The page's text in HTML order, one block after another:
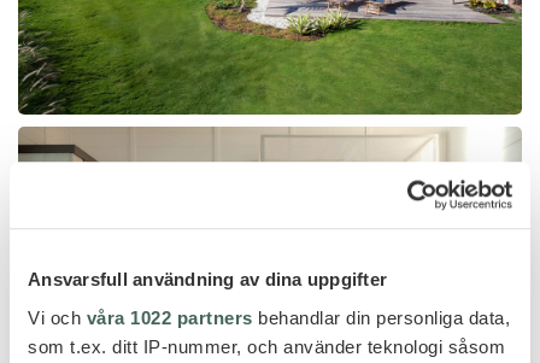
Ansvarsfull användning av dina uppgifter
Vi och våra 1022 partners behandlar din personliga data,
som t.ex. ditt IP-nummer, och använder teknologi såsom